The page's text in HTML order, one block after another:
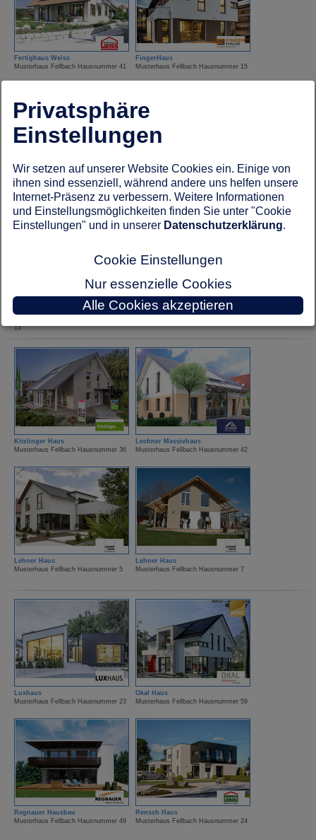
Fertighaus Weiss
Musterhaus Fellbach Hausnummer 41
FingerHaus
Musterhaus Fellbach Hausnummer 15
Musterhaus Fellbach Hausnummer 1A
Musterhaus Fellbach Hausnummer 26
13
Kampa Haus
Kitzlinger Haus
Musterhaus Fellbach Hausnummer 36
Lechner Massivhaus
Musterhaus Fellbach Hausnummer 42
Lehner Haus
Musterhaus Fellbach Hausnummer 5
Lehner Haus
Musterhaus Fellbach Hausnummer 7
Luxhaus
Musterhaus Fellbach Hausnummer 23
Okal Haus
Musterhaus Fellbach Hausnummer 59
Regnauer Hausbau
Musterhaus Fellbach Hausnummer 49
Rensch Haus
Musterhaus Fellbach Hausnummer 24
Privatsphäre
Einstellungen
Wir setzen auf unserer Website Cookies ein. Einige von
ihnen sind essenziell, während andere uns helfen unsere
Internet-Präsenz zu verbessern. Weitere Informationen
und Einstellungsmöglichkeiten finden Sie unter "Cookie
Einstellungen" und in unserer Datenschutzerklärung.
Cookie Einstellungen
Nur essenzielle Cookies
Alle Cookies akzeptieren